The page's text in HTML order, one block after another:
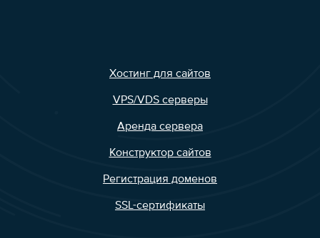
Хостинг для сайтов
VPS/VDS серверы
Аренда сервера
Конструктор сайтов
Регистрация доменов
SSL-сертификаты